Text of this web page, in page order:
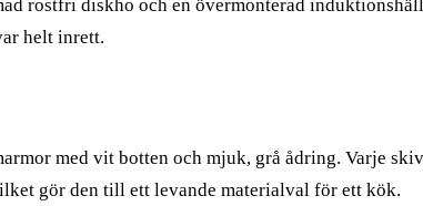
rostfri diskho och en övermonterad
helt inrett.
med vit botten och mjuk, grå ådring. Varje
gör den till ett levande materialval för ett kök.